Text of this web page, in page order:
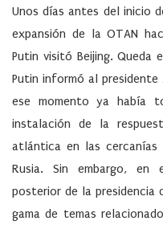
Unos días antes del inicio
expansión de la OTAN
Putin visitó Beijing. Queda
Putin informó al
ese momento ya había
instalación de la
atlántica en las
Rusia. Sin embargo,
posterior de la presidencia
gama de temas